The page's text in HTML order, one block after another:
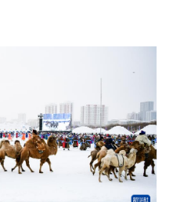
湖北 湖南
海南 重庆
西藏